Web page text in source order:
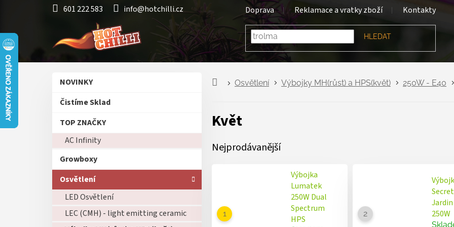
601 222 583 info@hotchilli.cz Doprava Reklamace a vratky zboží Kontakty
HLEDAT
a
í
a
Přeskočit
NOVINKY
Čistíme Sklad
TOP ZNAČKY
AC Infinity
Growboxy
Osvětlení
LED Osvětlení
LEC (CMH) - light emitting ceramic
Osvětlení Výbojky MH(růst) a HPS(květ) 250W - E40
Květ
Nejprodávanější
Výbojka
Lumatek
250W Dual
Spectrum
HPS
Secret
Jardin
250W